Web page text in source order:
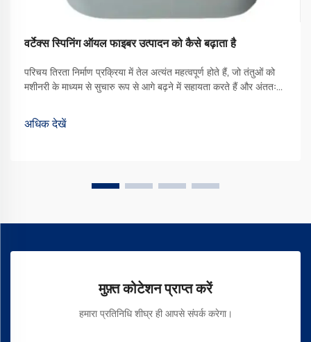
वर्टेक्स स्पिनिंग ऑयल फाइबर उत्पादन को कैसे बढ़ाता है
परिचय तिरता निर्माण प्रक्रिया में तेल अत्यंत महत्वपूर्ण होते हैं, जो तंतुओं को
मशीनरी के माध्यम से सुचारु रूप से आगे बढ़ने में सहायता करते हैं और अंततः
वॉर्टेक्स स्पिनिंग ऑयल एक प्रकार का ... बन गया है
अधिक देखें
मुफ़्त कोटेशन प्राप्त करें
हमारा प्रतिनिधि शीघ्र ही आपसे संपर्क करेगा।